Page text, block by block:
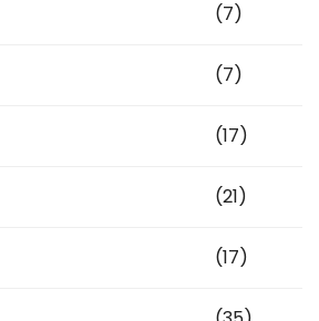
(7)
(7)
(17)
(21)
(17)